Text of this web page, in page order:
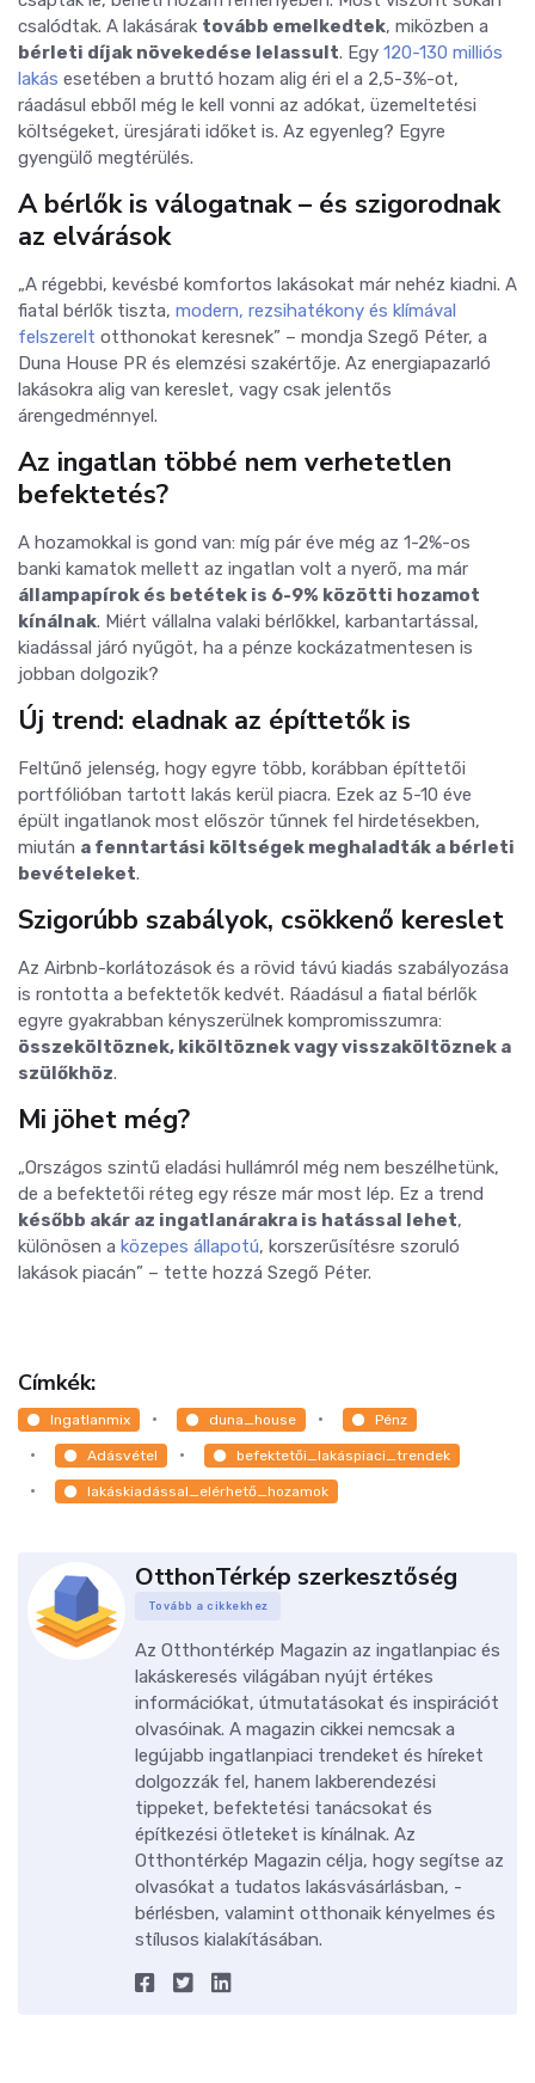
csalódtak. A lakásárak tovább emelkedtek, miközben a
bérleti díjak növekedése lelassult. Egy 120-130 milliós
lakás esetében a bruttó hozam alig éri el a 2,5-3%-ot,
ráadásul ebből még le kell vonni az adókat, üzemeltetési
költségeket, üresjárati időket is. Az egyenleg? Egyre
gyengülő megtérülés.
A bérlők is válogatnak – és szigorodnak
az elvárások
„A régebbi, kevésbé komfortos lakásokat már nehéz kiadni. A
fiatal bérlők tiszta, modern, rezsihatékony és klímával
felszerelt otthonokat keresnek” – mondja Szegő Péter, a
Duna House PR és elemzési szakértője. Az energiapazarló
lakásokra alig van kereslet, vagy csak jelentős
árengedménnyel.
Az ingatlan többé nem verhetetlen
befektetés?
A hozamokkal is gond van: míg pár éve még az 1-2%-os
banki kamatok mellett az ingatlan volt a nyerő, ma már
állampapírok és betétek is 6-9% közötti hozamot
kínálnak. Miért vállalna valaki bérlőkkel, karbantartással,
kiadással járó nyűgöt, ha a pénze kockázatmentesen is
jobban dolgozik?
Új trend: eladnak az építtetők is
Feltűnő jelenség, hogy egyre több, korábban építtetői
portfólióban tartott lakás kerül piacra. Ezek az 5-10 éve
épült ingatlanok most először tűnnek fel hirdetésekben,
miután a fenntartási költségek meghaladták a bérleti
bevételeket.
Szigorúbb szabályok, csökkenő kereslet
Az Airbnb-korlátozások és a rövid távú kiadás szabályozása
is rontotta a befektetők kedvét. Ráadásul a fiatal bérlők
egyre gyakrabban kényszerülnek kompromisszumra:
összeköltöznek, kiköltöznek vagy visszaköltöznek a
szülőkhöz.
Mi jöhet még?
„Országos szintű eladási hullámról még nem beszélhetünk,
de a befektetői réteg egy része már most lép. Ez a trend
később akár az ingatlanárakra is hatással lehet,
különösen a közepes állapotú, korszerűsítésre szoruló
lakások piacán” – tette hozzá Szegő Péter.
Címkék:
Ingatlanmix duna_house Pénz
Adásvétel befektetői_lakáspiaci_trendek
lakáskiadással_elérhető_hozamok
OtthonTérkép szerkesztőség
Tovább a cikkekhez
Az Otthontérkép Magazin az ingatlanpiac és
lakáskeresés világában nyújt értékes
információkat, útmutatásokat és inspirációt
olvasóinak. A magazin cikkei nemcsak a
legújabb ingatlanpiaci trendeket és híreket
dolgozzák fel, hanem lakberendezési
tippeket, befektetési tanácsokat és
építkezési ötleteket is kínálnak. Az
Otthontérkép Magazin célja, hogy segítse az
olvasókat a tudatos lakásvásárlásban, -
bérlésben, valamint otthonaik kényelmes és
stílusos kialakításában.